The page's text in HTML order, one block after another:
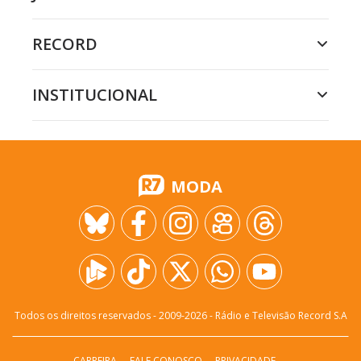
RECORD
INSTITUCIONAL
MODA
Todos os direitos reservados - 2009-2026- Rádio e Televisão Record S.A